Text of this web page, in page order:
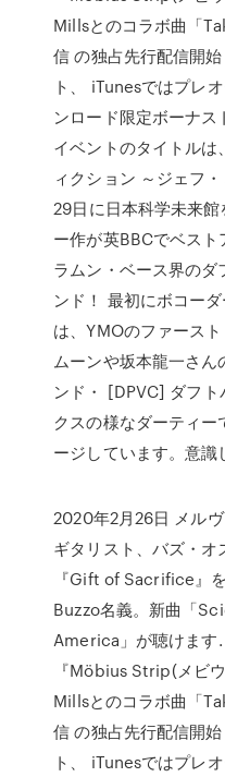
Millsとのコラボ曲「
信 の独占先行配信開
ト、 iTunesではプレ
ンロード限定ボーナス
イベントのタイトルは
ィクション ～ジェフ
29日に日本科学未来
ー作が英BBCでベス
ラムン・ベース界のダ
ンド！ 最初にボコー
は、YMOのファース
ムーンや坂本龍一さん
ンド・ [DPVC] ダフト
クスの様なダーティー
ージしています。意識
2020年2月26日 メル
ギタリスト、バズ・オ
『Gift of Sacrifice』
Buzzo名義。新曲「
America」が聴けます
『Möbius Strip(メビ
Millsとのコラボ曲「
信 の独占先行配信開
ト、 iTunesではプレ